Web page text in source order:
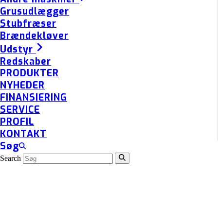
Grusudlægger
Stubfræser
Brændekløver
Udstyr
Redskaber
PRODUKTER
NYHEDER
FINANSIERING
SERVICE
PROFIL
KONTAKT
Søg
Search